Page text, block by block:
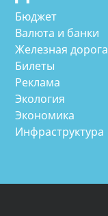
Бюджет
Валюта и банки
Железная дорога
Билеты
Реклама
Экология
Экономика
Инфраструктура